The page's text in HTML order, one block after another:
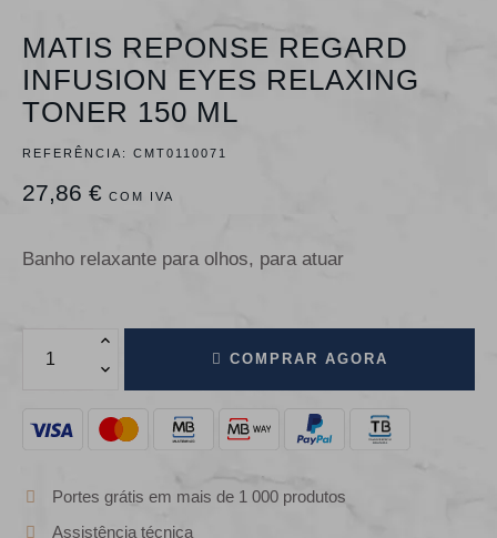
MATIS REPONSE REGARD
INFUSION EYES RELAXING
TONER 150 ML
REFERÊNCIA: CMT0110071
27,86 € COM IVA
Banho relaxante para olhos, para atuar
COMPRAR AGORA
Portes grátis em mais de 1 000 produtos
Assistência técnica